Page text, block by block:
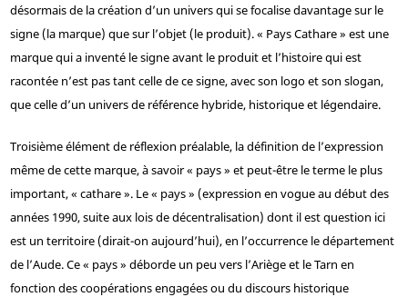
désormais de la création d’un univers qui se focalise davantage sur le
signe (la marque) que sur l’objet (le produit). « Pays Cathare » est une
marque qui a inventé le signe avant le produit et l’histoire qui est
racontée n’est pas tant celle de ce signe, avec son logo et son slogan,
que celle d’un univers de référence hybride, historique et légendaire.
Troisième élément de réflexion préalable, la définition de l’expression
même de cette marque, à savoir « pays » et peut-être le terme le plus
important, « cathare ». Le « pays » (expression en vogue au début des
années 1990, suite aux lois de décentralisation) dont il est question ici
est un territoire (dirait-on aujourd’hui), en l’occurrence le département
de l’Aude. Ce « pays » déborde un peu vers l’Ariège et le Tarn en
fonction des coopérations engagées ou du discours historique